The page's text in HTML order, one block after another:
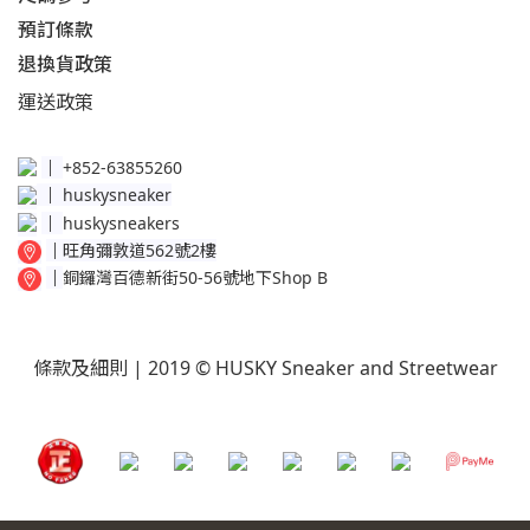
預訂條款
退換貨政策​
運送政策​
│ +852-63855260
huskysneaker
│ huskysneakers
│ 旺角彌敦道562號2樓
│ 銅鑼灣百德新街50-56號地下Shop B
條款及細則 | 2019 © HUSKY Sneaker and Streetwear